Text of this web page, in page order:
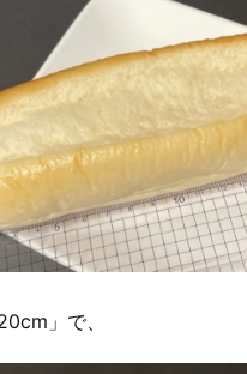
」で、